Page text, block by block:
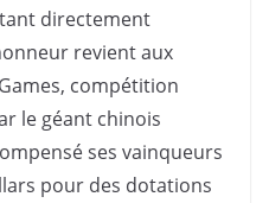
directement
revient aux
compétition
le géant chinois
ses vainqueurs
pour des dotations